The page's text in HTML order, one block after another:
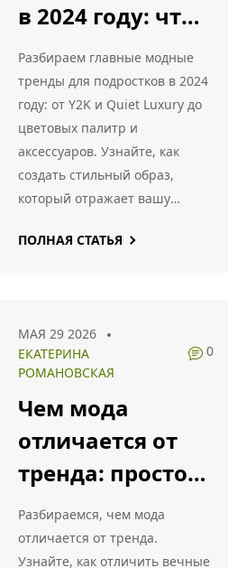
в 2024 году: что
носить, чтобы
быть в теме
Разбираем главные модные
тренды для подростков в 2024
году: от Y2K и Quiet Luxury до
цветовых палитр и
аксессуаров. Узнайте, как
создать стильный образ,
который отражает вашу
ПОЛНАЯ СТАТЬЯ
МАЯ 29 2026
ЕКАТЕРИНА
РОМАНОВСКАЯ
0
Чем мода
отличается от
тренда: простое
объяснение с
примерами из
Разбираемся, чем мода
отличается от тренда.
Узнайте, как отличить вечные